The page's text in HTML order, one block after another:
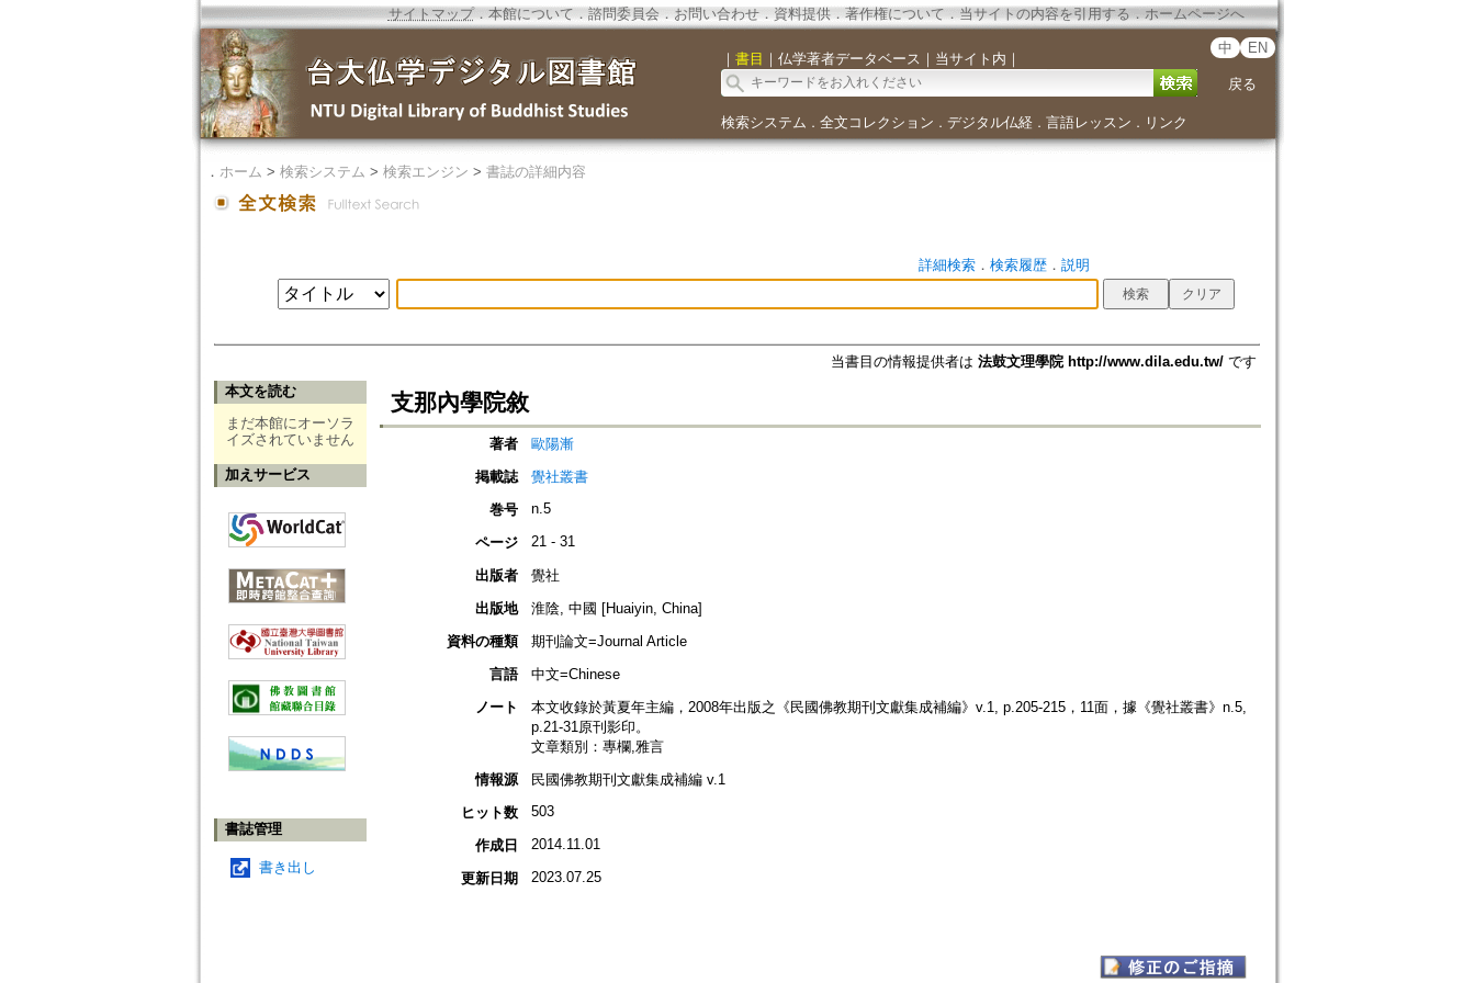
サイトマップ．本館について ． 諮問委員会． お問い合わせ． 資料提供． 著作権について．当サイトの内容を引用する ． ホームページへ
｜ 書目 ｜ 仏学著者データベース ｜ 当サイト内 ｜
中 EN
戻る
検索システム ． 全文コレクション ． デジタル仏経． 言語レッスン ． リンク
． ホーム > 検索システム > 検索エンジン > 書誌の詳細内容
詳細検索． 検索履歴． 説明
当書目の情報提供者は 法鼓文理學院 http://www.dila.edu.tw/です
本文を読む
まだ本館にオーソラ
イズされていません
加えサービス
書誌管理
書き出し
支那內學院敘
著者
歐陽漸
掲載誌
覺社叢書
巻号
n.5
ページ 21 - 31
出版者
覺社
出版地
淮陰, 中國 [Huaiyin, China]
資料の種類
期刊論文=Journal Article
言語
中文=Chinese
ノート
本文收錄於黃夏年主編，2008年出版之《民國佛教期刊文獻集成補編》v.1, p.205-215，11面，據《覺社叢書》n.5,
p.21-31原刊影印。
文章類別：專欄,雅言
情報源
民國佛教期刊文獻集成補編 v.1
ヒット数
503
作成日 2014.11.01
更新日期 2023.07.25